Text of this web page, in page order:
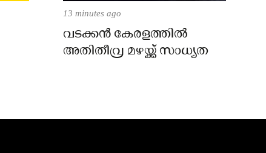
13 minutes ago
വടക്കൻ കേരളത്തിൽ
അതിതീവ്ര മഴയ്ക്ക് സാധ്യത